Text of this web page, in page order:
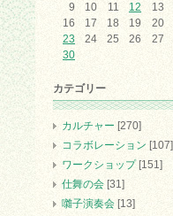
9
10 11 12 13
16
17 18 19 20
23
24 25 26 27
30
カテゴリー
カルチャー [270]
コラボレーション [107]
ワークショップ[151]
仕舞の会 [31]
囃子演奏会 [13]